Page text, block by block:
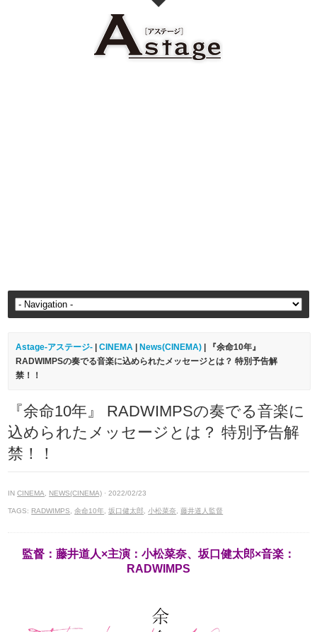
Astage-アステージ- |CINEMA News(CINEMA) | 『余命10年』
RADWIMPSの奏でる音楽に込められたメッセージとは？ 特別予告解
禁！！
『余命10年』 RADWIMPSの奏でる音楽に
込められたメッセージとは？ 特別予告解
禁！！
INCINEMA NEWS(CINEMA) · 2022/02/23
TAGS: RADWIMPS ,余命10年 ,坂口健太郎 ,小松菜奈 藤井道人監督
監督：藤井道人×主演：小松菜奈、坂口健太郎×音楽：
RADWIMPS